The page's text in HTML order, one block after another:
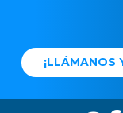
¡LLÁMANOS